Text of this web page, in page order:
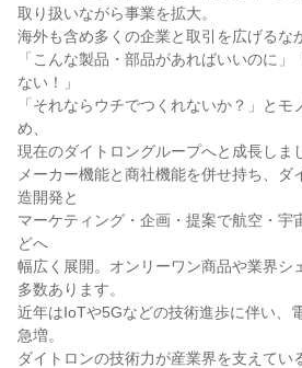
取り扱いながら事業を拡大。
海外も含め多くの企業と取引を広げるな
「こんな製品・部品があればいいのに」
ない！」
「それならウチでつくれないか？」と
め、
現在のダイトロングループへと成長しま
メーカー機能と商社機能を併せ持ち、ダ
造開発と
マーケティング・企画・提案で航空・宇
どへ
幅広く展開。オンリーワン商品や業界シ
多数あります。
近年はIoTや5Gなどの技術進歩に伴い、
急増。
ダイトロンの技術力が産業界を支えてい